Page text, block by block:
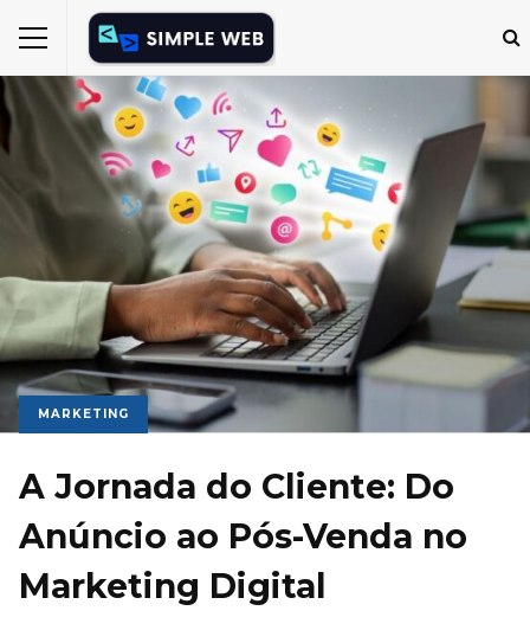
MARKETING
A Jornada do Cliente: Do
Anúncio ao Pós-Venda no
Marketing Digital